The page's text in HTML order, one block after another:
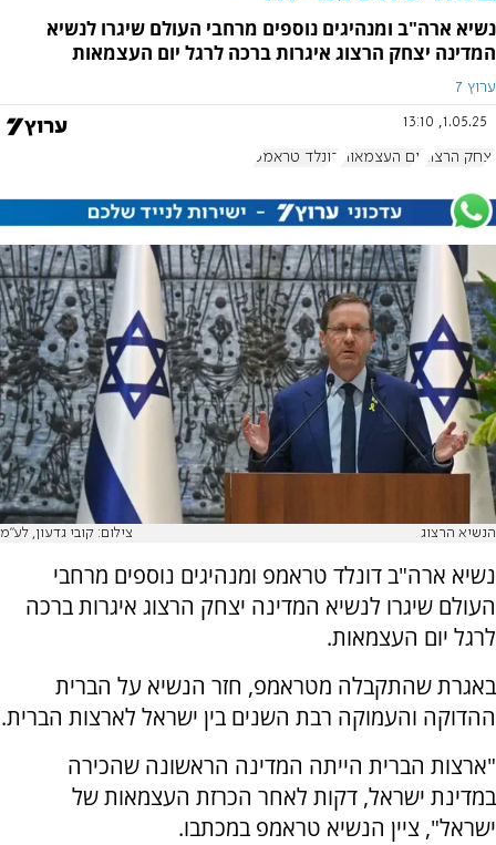
נשיא ארה"ב ומנהיגים נוספים מרחבי העולם שיגרו לנשיא
המדינה יצחק הרצוג איגרות ברכה לרגל יום העצמאות
ערוץ 7
1.05.25, 13:10
יצחק הרצוג יום העצמאות דונלד טראמפ
הנשיא הרצוג צילום: קובי גדעון, לע"מ
נשיא ארה"ב דונלד טראמפ ומנהיגים נוספים מרחבי
העולם שיגרו לנשיא המדינה יצחק הרצוג איגרות ברכה
לרגל יום העצמאות.
באגרת שהתקבלה מטראמפ, חזר הנשיא על הברית
ההדוקה והעמוקה רבת השנים בין ישראל לארצות הברית.
"ארצות הברית הייתה המדינה הראשונה שהכירה
במדינת ישראל, דקות לאחר הכרזת העצמאות של
ישראל", ציין הנשיא טראמפ במכתבו.